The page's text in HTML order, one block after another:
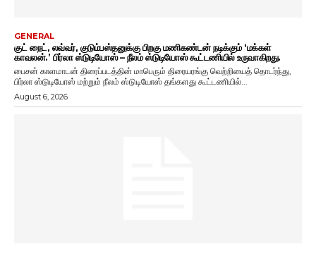
GENERAL
குட் நைட், லவ்வர், குடும்பஸ்தனுக்கு பிறகு மணிகண்டன் நடிக்கும் ‘மக்கள்
காவலன்.’ பிர்லா ஸ்டுடியோஸ் – நீலம் ஸ்டுடியோஸ் கூட்டணியில் உருவாகிறது.
பைசன் காளமாடன் திரைப்படத்தின் மாபெரும் திரையரங்கு வெற்றியைத் தொடர்ந்து,
பிர்லா ஸ்டுடியோஸ் மற்றும் நீலம் ஸ்டுடியோஸ் தங்களது கூட்டணியில்...
August 6, 2026